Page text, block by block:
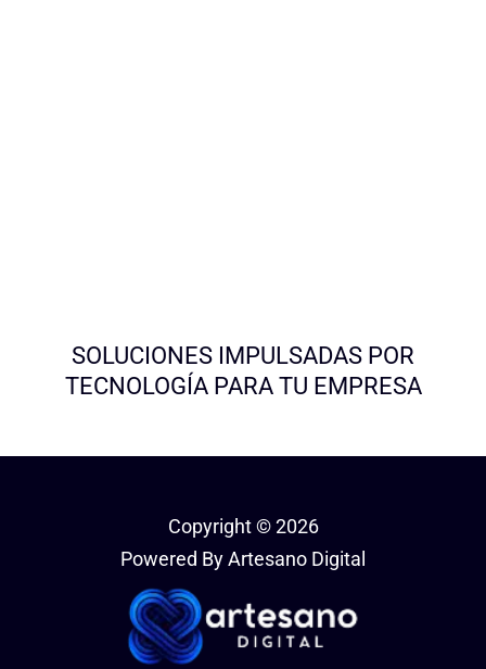
SOLUCIONES IMPULSADAS POR
TECNOLOGÍA PARA TU EMPRESA
Copyright © 2026
Powered By Artesano Digital